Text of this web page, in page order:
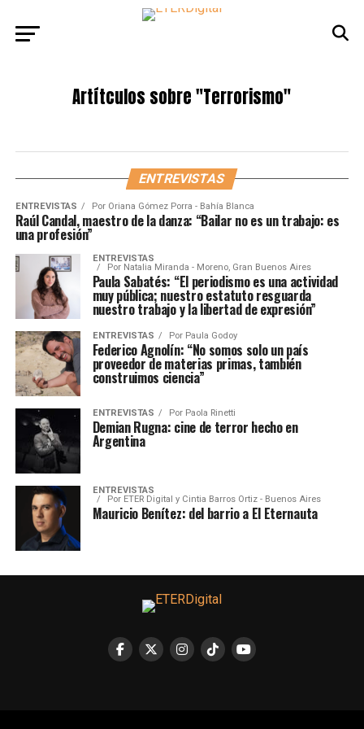
Artítculos sobre"Terrorismo"
ENTREVISTAS
ENTREVISTAS Por Oriana Gómez Porra - Bahía Blanca
Raúl Candal, maestro de la danza: “Bailar no es un trabajo: es
una profesión”
ENTREVISTAS
Por Natalia Miranda - Moreno, Gran Buenos Aires
Paula Sabatés: “El periodismo es una actividad
muy pública; nuestro estatuto resguarda
nuestro trabajo y la libertad de expresión”
ENTREVISTAS Por Paula Godoy
Federico Agnolín: “No somos solo un país
proveedor de materias primas, también
construimos ciencia”
ENTREVISTAS Por Paola Rinetti
Demian Rugna: cine de terror hecho en
Argentina
ENTREVISTAS
Por ETER Digital y Cintia Barros Ortiz - Buenos Aires
Mauricio Benítez: del barrio a El Eternauta